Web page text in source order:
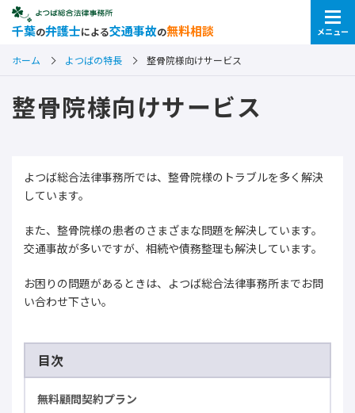
千葉の弁護士による交通事故の無料相談 メニュー
ホーム よつばの特長 整骨院様向けサービス
整骨院様向けサービス
よつば総合法律事務所では、整骨院様のトラブルを多く解決
しています。
また、整骨院様の患者のさまざまな問題を解決しています。
交通事故が多いですが、相続や債務整理も解決しています。
お困りの問題があるときは、よつば総合法律事務所までお問
い合わせ下さい。
目次
無料顧問契約プラン